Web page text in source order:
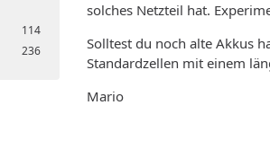
114
236
solches Netzteil hat.
Solltest du noch alte Akkus
Standardzellen mit einem
Mario